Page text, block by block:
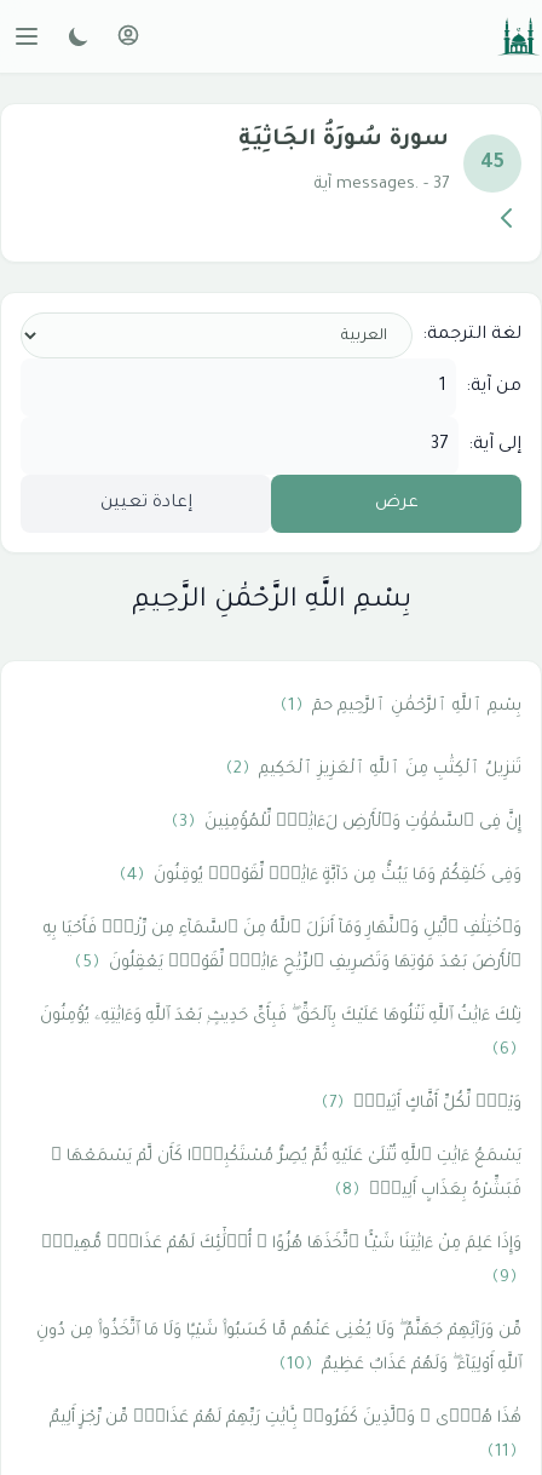
45
سورة سُورَةُ الجَاثِيَةِ
messages. - 37 آية
لغة الترجمة:
من آية:
إلى آية:
عرض إعادة تعيين
بِسْمِ اللَّهِ الرَّحْمَٰنِ الرَّحِيمِ
بِسْمِ ٱللَّهِ ٱلرَّحْمَٰنِ ٱلرَّحِيمِ حمٓ ﴿1﴾
تَنزِيلُ ٱلْكِتَٰبِ مِنَ ٱللَّهِ ٱلْعَزِيزِ ٱلْحَكِيمِ ﴿2﴾
إِنَّ فِى ٱلسَّمَٰوَٰتِ وَٱلْأَرْضِ لَءَايَٰتٍۢ لِّلْمُؤْمِنِينَ ﴿3﴾
وَفِى خَلْقِكُمْ وَمَا يَبُثُّ مِن دَآبَّةٍ ءَايَٰتٌۭ لِّقَوْمٍۢ يُوقِنُونَ ﴿4﴾
وَٱخْتِلَٰفِ ٱلَّيْلِ وَٱلنَّهَارِ وَمَآ أَنزَلَ ٱللَّهُ مِنَ ٱلسَّمَآءِ مِن رِّزْقٍۢ فَأَحْيَا بِهِ
ٱلْأَرْضَ بَعْدَ مَوْتِهَا وَتَصْرِيفِ ٱلرِّيَٰحِ ءَايَٰتٌۭ لِّقَوْمٍۢ يَعْقِلُونَ
﴿5﴾
تِلْكَ ءَايَٰتُ ٱللَّهِ نَتْلُوهَا عَلَيْكَ بِٱلْحَقِّ ۖ فَبِأَىِّ حَدِيثٍۭ بَعْدَ ٱللَّهِ وَءَايَٰتِهِۦ يُؤْمِنُونَ
﴿6﴾
وَيْلٌۭ لِّكُلِّ أَفَّاكٍ أَثِيمٍۢ ﴿7﴾
يَسْمَعُ ءَايَٰتِ ٱللَّهِ تُتْلَىٰ عَلَيْهِ ثُمَّ يُصِرُّ مُسْتَكْبِرًۭا كَأَن لَّمْ يَسْمَعْهَا ۖ
فَبَشِّرْهُ بِعَذَابٍ أَلِيمٍۢ
﴿8﴾
وَإِذَا عَلِمَ مِنْ ءَايَٰتِنَا شَيْـًٔا ٱتَّخَذَهَا هُزُوًا ۚ أُو۟لَٰٓئِكَ لَهُمْ عَذَابٌۭ مُّهِينٌۭ
﴿9﴾
مِّن وَرَآئِهِمْ جَهَنَّمُ ۖ وَلَا يُغْنِى عَنْهُم مَّا كَسَبُوا۟ شَيْـًۭٔا وَلَا مَا ٱتَّخَذُوا۟ مِن دُونِ
ٱللَّهِ أَوْلِيَآءَ ۖ وَلَهُمْ عَذَابٌ عَظِيمٌ ﴿10﴾
هَٰذَا هُدًۭى ۖ وَٱلَّذِينَ كَفَرُوا۟ بِـَٔايَٰتِ رَبِّهِمْ لَهُمْ عَذَابٌۭ مِّن رِّجْزٍ أَلِيمٌ
﴿11﴾